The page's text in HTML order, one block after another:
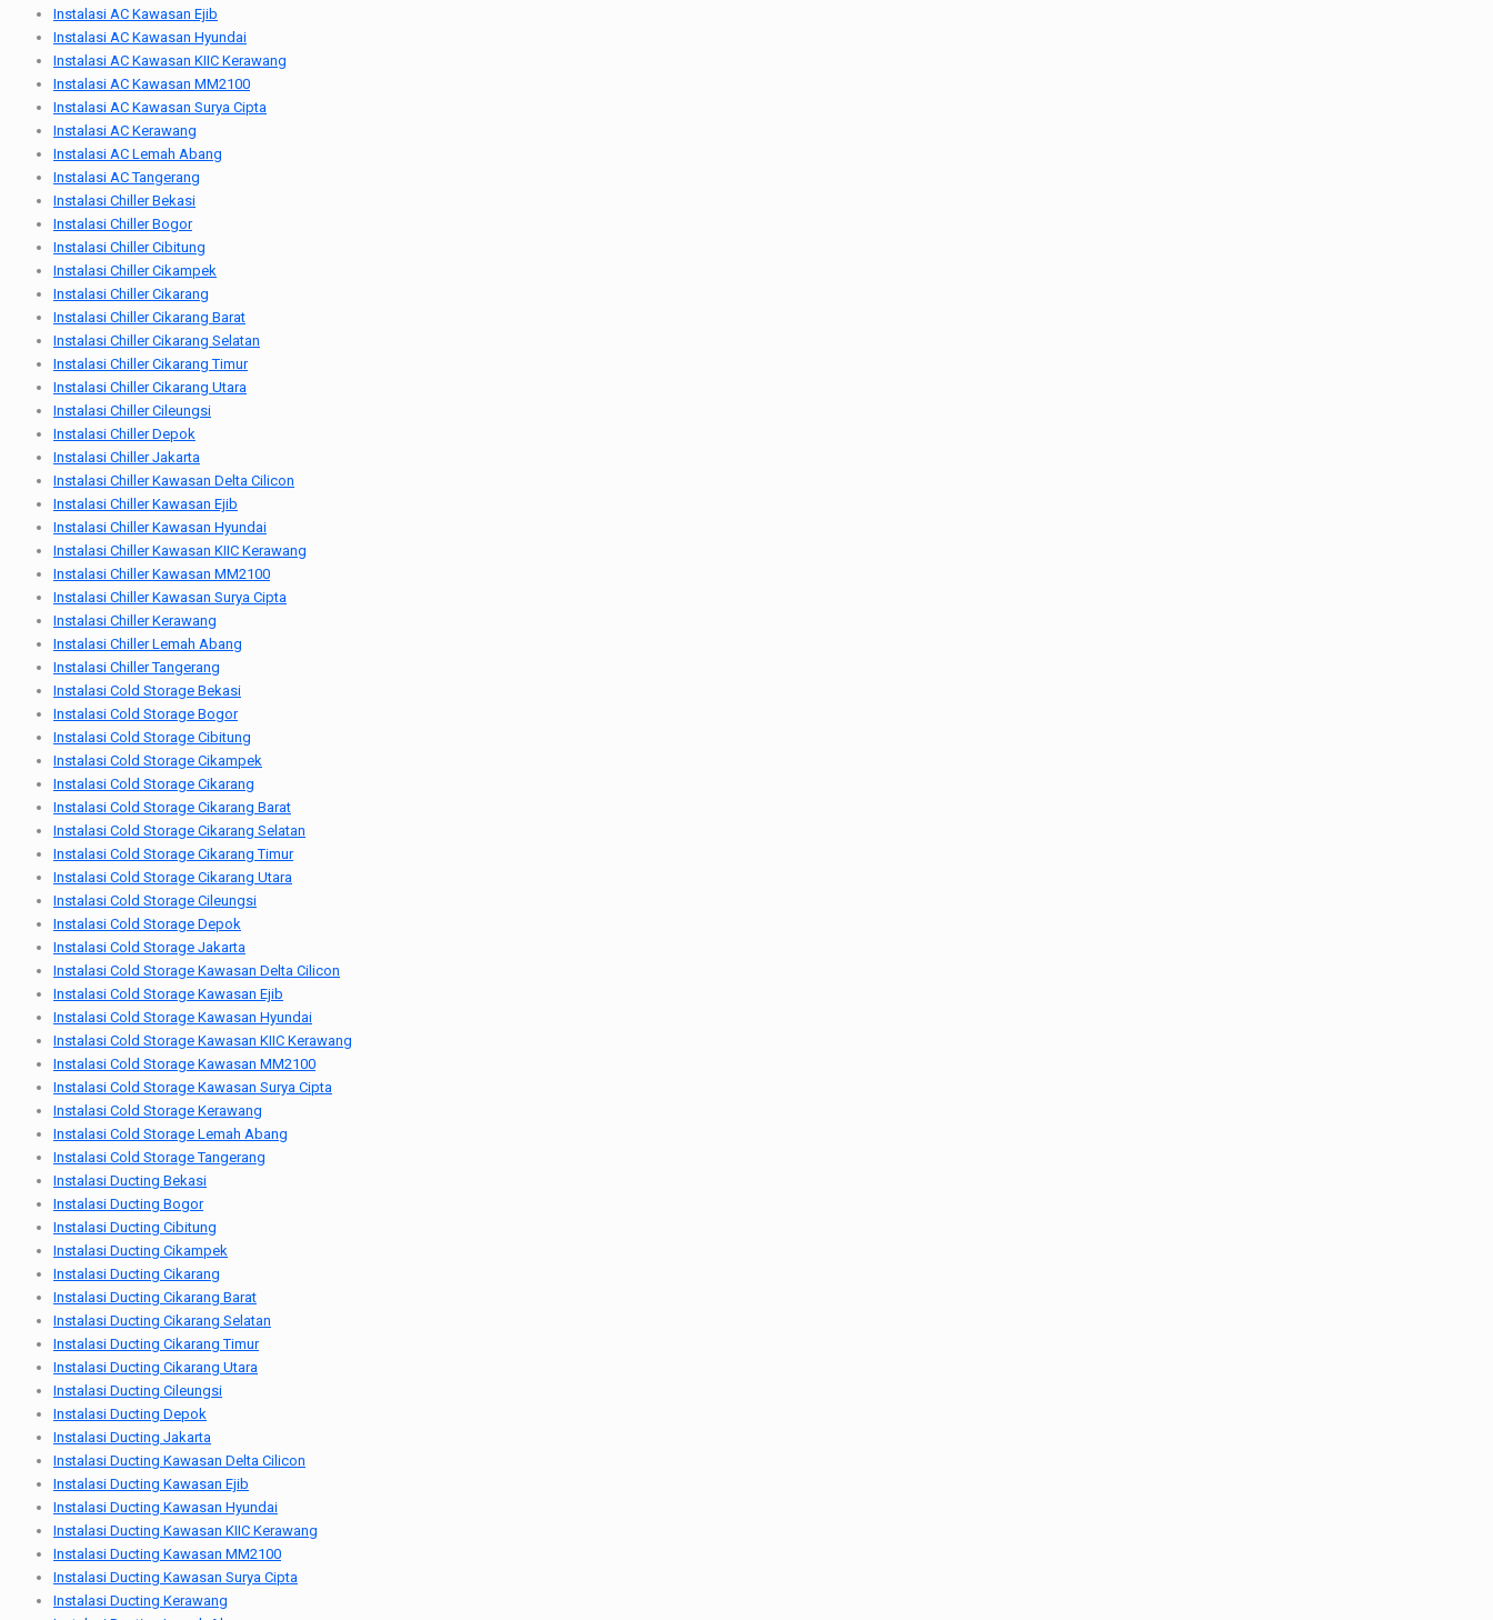
Instalasi AC Kawasan Ejib
Instalasi AC Kawasan Hyundai
Instalasi AC Kawasan KIIC Kerawang
Instalasi AC Kawasan MM2100
Instalasi AC Kawasan Surya Cipta
Instalasi AC Kerawang
Instalasi AC Lemah Abang
Instalasi AC Tangerang
Instalasi Chiller Bekasi
Instalasi Chiller Bogor
Instalasi Chiller Cibitung
Instalasi Chiller Cikampek
Instalasi Chiller Cikarang
Instalasi Chiller Cikarang Barat
Instalasi Chiller Cikarang Selatan
Instalasi Chiller Cikarang Timur
Instalasi Chiller Cikarang Utara
Instalasi Chiller Cileungsi
Instalasi Chiller Depok
Instalasi Chiller Jakarta
Instalasi Chiller Kawasan Delta Cilicon
Instalasi Chiller Kawasan Ejib
Instalasi Chiller Kawasan Hyundai
Instalasi Chiller Kawasan KIIC Kerawang
Instalasi Chiller Kawasan MM2100
Instalasi Chiller Kawasan Surya Cipta
Instalasi Chiller Kerawang
Instalasi Chiller Lemah Abang
Instalasi Chiller Tangerang
Instalasi Cold Storage Bekasi
Instalasi Cold Storage Bogor
Instalasi Cold Storage Cibitung
Instalasi Cold Storage Cikampek
Instalasi Cold Storage Cikarang
Instalasi Cold Storage Cikarang Barat
Instalasi Cold Storage Cikarang Selatan
Instalasi Cold Storage Cikarang Timur
Instalasi Cold Storage Cikarang Utara
Instalasi Cold Storage Cileungsi
Instalasi Cold Storage Depok
Instalasi Cold Storage Jakarta
Instalasi Cold Storage Kawasan Delta Cilicon
Instalasi Cold Storage Kawasan Ejib
Instalasi Cold Storage Kawasan Hyundai
Instalasi Cold Storage Kawasan KIIC Kerawang
Instalasi Cold Storage Kawasan MM2100
Instalasi Cold Storage Kawasan Surya Cipta
Instalasi Cold Storage Kerawang
Instalasi Cold Storage Lemah Abang
Instalasi Cold Storage Tangerang
Instalasi Ducting Bekasi
Instalasi Ducting Bogor
Instalasi Ducting Cibitung
Instalasi Ducting Cikampek
Instalasi Ducting Cikarang
Instalasi Ducting Cikarang Barat
Instalasi Ducting Cikarang Selatan
Instalasi Ducting Cikarang Timur
Instalasi Ducting Cikarang Utara
Instalasi Ducting Cileungsi
Instalasi Ducting Depok
Instalasi Ducting Jakarta
Instalasi Ducting Kawasan Delta Cilicon
Instalasi Ducting Kawasan Ejib
Instalasi Ducting Kawasan Hyundai
Instalasi Ducting Kawasan KIIC Kerawang
Instalasi Ducting Kawasan MM2100
Instalasi Ducting Kawasan Surya Cipta
Instalasi Ducting Kerawang